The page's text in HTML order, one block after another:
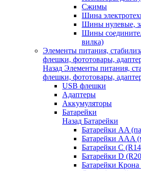
Сжимы
Шина
Шины нулевые,
Шины
вилка)
Элементы питания,
флешки, фототовары,
Назад Элементы питания,
флешки, фототовары,
USB флешки
Адаптеры
Аккумуляторы
Батарейки
Назад Батарейки
Батарейки AA
Батарейки AAA
Батарейки C
Батарейки D
Батарейки